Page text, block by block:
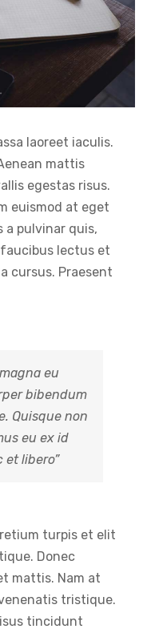
laoreet iaculis.
mattis
egestas risus.
euismod at eget
a pulvinar quis,
lectus et
cursus. Praesent
eu
bibendum
Quisque non
eu ex id
et libero”
turpis et elit
Donec
mattis. Nam at
tristique.
tincidunt